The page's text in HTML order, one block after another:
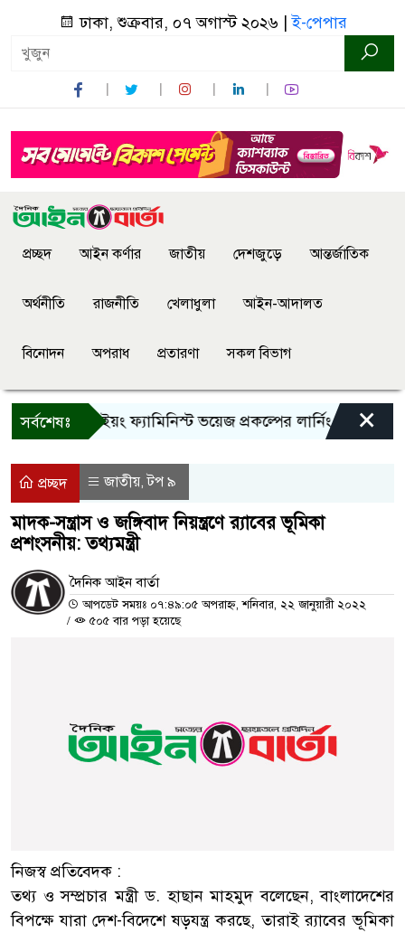
ঢাকা, শুক্রবার, ০৭ অগাস্ট ২০২৬ |ই-পেপার
প্রচ্ছদ আইন কর্ণার জাতীয় দেশজুড়ে আন্তর্জাতিক
অর্থনীতি রাজনীতি খেলাধুলা আইন-আদালত
বিনোদন অপরাধ প্রতারণা সকল বিভাগ
সর্বশেষঃ
বান্দরবানে ইয়ং ফ্যামিনিস্ট ভয়েজ প্রকল্পের লার্নিং শেয়ারিং
×
প্রচ্ছদ জাতীয়,টপ ৯
মাদক-সন্ত্রাস ও জঙ্গিবাদ নিয়ন্ত্রণে র‌্যাবের ভূমিকা
প্রশংসনীয়: তথ্যমন্ত্রী
দৈনিক আইন বার্তা
আপডেট সময়ঃ ০৭:৪৯:০৫ অপরাহ্ন, শনিবার, ২২ জানুয়ারী ২০২২
/
৫০৫ বার পড়া হয়েছে
নিজস্ব প্রতিবেদক :
তথ্য ও সম্প্রচার মন্ত্রী ড. হাছান মাহমুদ বলেছেন, বাংলাদেশের
বিপক্ষে যারা দেশ-বিদেশে ষড়যন্ত্র করছে, তারাই র‌্যাবের ভূমিকা